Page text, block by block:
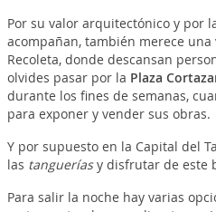
Por su valor arquitectónico y por
acompañan, también merece
Recoleta, donde descansan
olvides pasar por la Plaza
durante los fines de semanas,
para exponer y vender sus obras.
Y por supuesto en la Capital del
las tangueríasy disfrutar de este
Para salir la noche hay varias